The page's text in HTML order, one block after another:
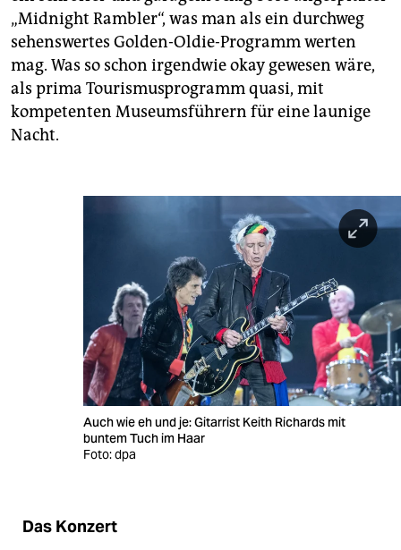
„Midnight Rambler“, was man als ein durchweg
sehenswertes Golden-Oldie-Programm werten
mag. Was so schon irgendwie okay gewesen wäre,
als prima Tourismusprogramm quasi, mit
kompetenten Museumsführern für eine launige
Nacht.
Auch wie eh und je: Gitarrist Keith Richards mit
buntem Tuch im Haar
Foto: dpa
Das Konzert